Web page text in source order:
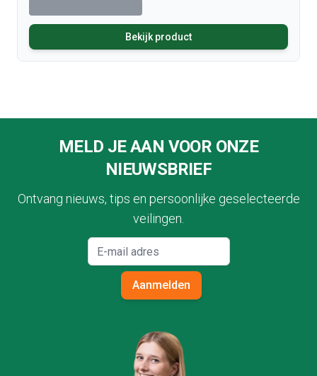
Bekijk product
MELD JE AAN VOOR ONZE
NIEUWSBRIEF
Ontvang nieuws, tips en persoonlijke geselecteerde
veilingen.
Aanmelden